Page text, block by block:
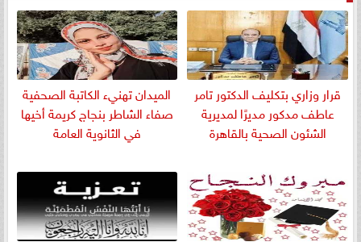
قرار وزاري بتكليف الدكتور تامر
عاطف مدكور مديرًا لمديرية
الشئون الصحية بالقاهرة
الميدان تهنيء الكاتبة الصحفية
صفاء الشاطر بنجاج كريمة أخيها
في الثانوية العامة